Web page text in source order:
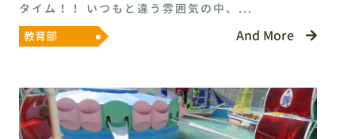
タイム！！ いつもと違う雰囲気の中、...
教育部
And More